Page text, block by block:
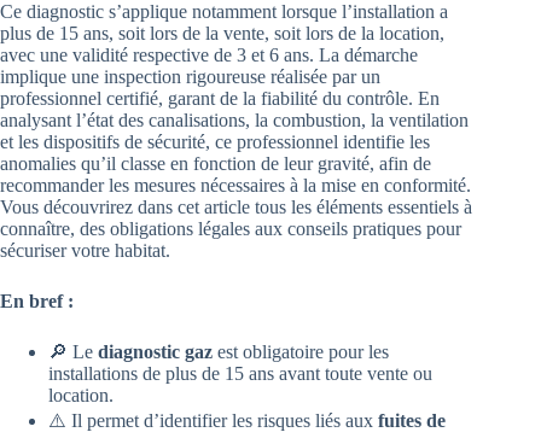
Ce diagnostic s’applique notamment lorsque l’installation a
plus de 15 ans, soit lors de la vente, soit lors de la location,
avec une validité respective de 3 et 6 ans. La démarche
implique une inspection rigoureuse réalisée par un
professionnel certifié, garant de la fiabilité du contrôle. En
analysant l’état des canalisations, la combustion, la ventilation
et les dispositifs de sécurité, ce professionnel identifie les
anomalies qu’il classe en fonction de leur gravité, afin de
recommander les mesures nécessaires à la mise en conformité.
Vous découvrirez dans cet article tous les éléments essentiels à
connaître, des obligations légales aux conseils pratiques pour
sécuriser votre habitat.
En bref :
🔎 Le diagnostic gaz est obligatoire pour les
installations de plus de 15 ans avant toute vente ou
location.
⚠️ Il permet d’identifier les risques liés aux fuites de